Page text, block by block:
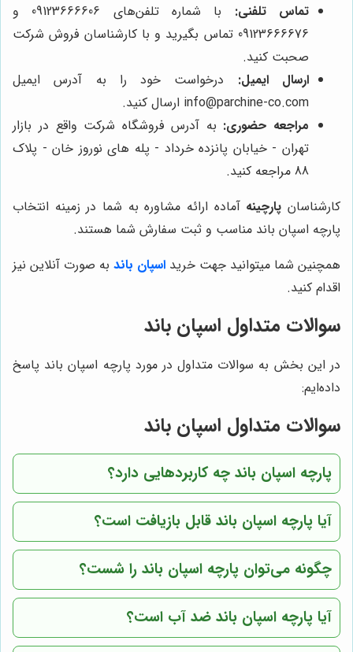
تماس تلفنی:
با شماره تلفن‌های 09123666606 و
09123666676 تماس بگیرید و با کارشناسان فروش شرکت
صحبت کنید.
ارسال ایمیل: درخواست خود را به آدرس ایمیل
info@parchine-co.com ارسال کنید.
مراجعه حضوری: به آدرس فروشگاه شرکت واقع در بازار
تهران - خیابان پانزده خرداد - پله های نوروز خان - پلاک
88 مراجعه کنید.
کارشناسان پارچینه آماده ارائه مشاوره به شما در زمینه انتخاب
پارچه اسپان باند مناسب و ثبت سفارش شما هستند.
همچنین شما میتوانید جهت خرید اسپان باند به صورت آنلاین نیز
اقدام کنید.
سوالات متداول اسپان باند
در این بخش به سوالات متداول در مورد پارچه اسپان باند پاسخ
داده‌ایم:
سوالات متداول اسپان باند
پارچه اسپان باند چه کاربردهایی دارد؟
آیا پارچه اسپان باند قابل بازیافت است؟
چگونه می‌توان پارچه اسپان باند را شست؟
آیا پارچه اسپان باند ضد آب است؟